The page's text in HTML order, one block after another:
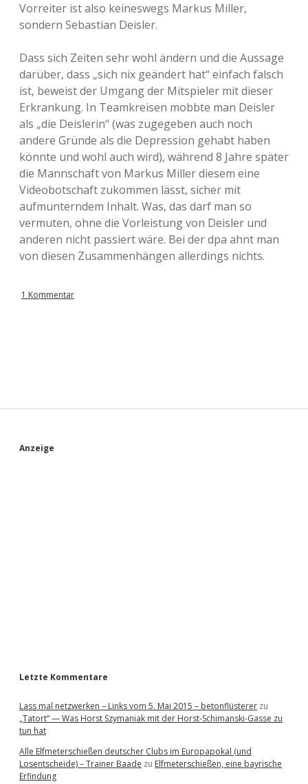
Vorreiter ist also keineswegs Markus Miller,
sondern Sebastian Deisler.
Dass sich Zeiten sehr wohl ändern und die Aussage
darüber, dass „sich nix geändert hat“ einfach falsch
ist, beweist der Umgang der Mitspieler mit dieser
Erkrankung. In Teamkreisen mobbte man Deisler
als „die Deislerin“ (was zugegeben auch noch
andere Gründe als die Depression gehabt haben
könnte und wohl auch wird), während 8 Jahre später
die Mannschaft von Markus Miller diesem eine
Videobotschaft zukommen lässt, sicher mit
aufmunterndem Inhalt. Was, das darf man so
vermuten, ohne die Vorleistung von Deisler und
anderen nicht passiert wäre. Bei der dpa ahnt man
von diesen Zusammenhängen allerdings nichts.
1 Kommentar
S
Anzeige
Letzte Kommentare
Lass mal netzwerken – Links vom 5. Mai 2015 – betonflüsterer zu
„Tatort“ — Was Horst Szymaniak mit der Horst-Schimanski-Gasse zu
tun hat
Alle Elfmeterschießen deutscher Clubs im Europapokal (und
Losentscheide) – Trainer Baade zu Elfmeterschießen, eine bayrische
Erfindung